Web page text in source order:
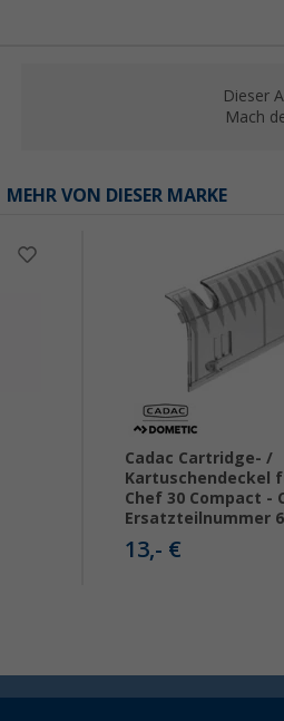
Dieser
Mach
MEHR VON DIESER MARKE
Cadac Cartridge- /
Kartuschendeckel
Chef 30 Compact -
Ersatzteilnummer
13,- €